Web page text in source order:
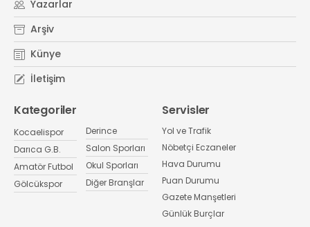
Yazarlar
Arşiv
Künye
İletişim
Kategoriler
Kocaelispor
Darıca G.B.
Amatör Futbol
Gölcükspor
Derince
Salon Sporları
Okul Sporları
Diğer Branşlar
Servisler
Yol ve Trafik
Nöbetçi Eczaneler
Hava Durumu
Puan Durumu
Gazete Manşetleri
Günlük Burçlar